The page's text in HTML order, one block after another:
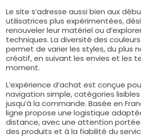
Le site s’adresse aussi bien aux
utilisatrices plus expérimentées,
renouveler leur matériel ou
techniques. La diversité des
permet de varier les styles, du plus
créatif, en suivant les envies et les
moment.
L’expérience d’achat est conçue
navigation simple, catégories
jusqu’à la commande. Basée en
ligne propose une logistique
distance, avec une attention
des produits et à la fiabilité du